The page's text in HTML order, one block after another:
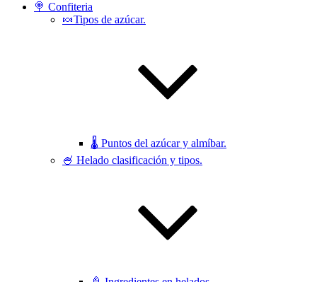
🍭 Confiteria
🍬Tipos de azúcar.
🌡 Puntos del azúcar y almíbar.
🍧 Helado clasificación y tipos.